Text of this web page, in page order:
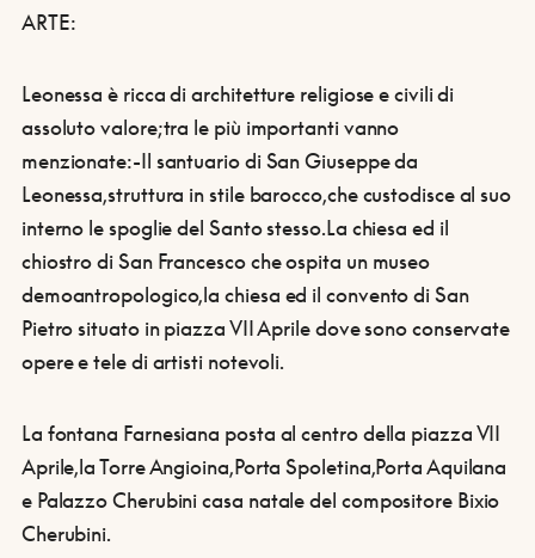
ARTE:
Leonessa è ricca di architetture religiose e civili di
assoluto valore;tra le più importanti vanno
menzionate:-Il santuario di San Giuseppe da
Leonessa,struttura in stile barocco,che custodisce al suo
interno le spoglie del Santo stesso.La chiesa ed il
chiostro di San Francesco che ospita un museo
demoantropologico,la chiesa ed il convento di San
Pietro situato in piazza VII Aprile dove sono conservate
opere e tele di artisti notevoli.
La fontana Farnesiana posta al centro della piazza VII
Aprile,la Torre Angioina,Porta Spoletina,Porta Aquilana
e Palazzo Cherubini casa natale del compositore Bixio
Cherubini.